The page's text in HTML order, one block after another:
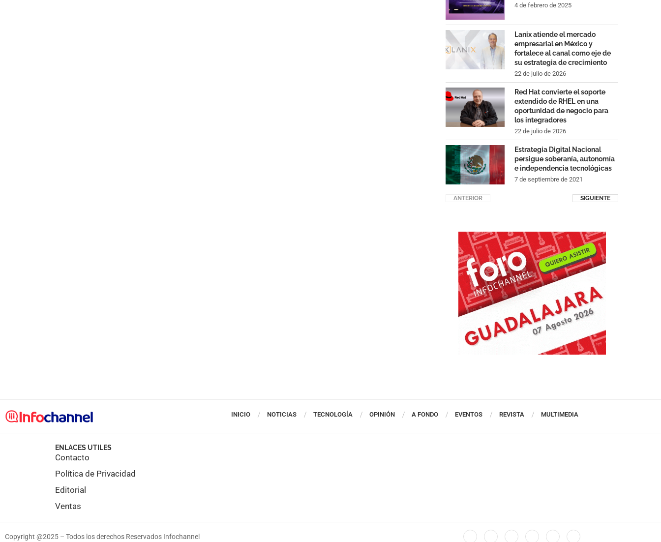
4 de febrero de 2025
Lanix atiende el mercado
empresarial en México y
fortalece al canal como eje de
su estrategia de crecimiento
22 de julio de 2026
Red Hat convierte el soporte
extendido de RHEL en una
oportunidad de negocio para
los integradores
22 de julio de 2026
Estrategia Digital Nacional
persigue soberanía, autonomía
e independencia tecnológicas
7 de septiembre de 2021
ANTERIOR SIGUIENTE
INICIO NOTICIAS TECNOLOGÍA OPINIÓN A FONDO EVENTOS REVISTA MULTIMEDIA
ENLACES UTILES
Contacto
Política de Privacidad
Editorial
Ventas
Copyright @2025 – Todos los derechos Reservados Infochannel